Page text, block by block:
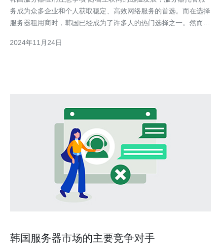
务成为众多企业和个人获取稳定、高效网络服务的首选。而在选择
服务器租用商时，韩国已经成为了许多人的热门选择之一。然而，
心。 首先，对服务器性能进行全面评估是至关重要的。韩国拥有
2024年11月24日
韩国服务器市场的主要竞争对手